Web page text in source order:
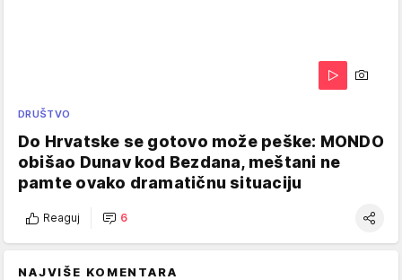
DRUŠTVO
Do Hrvatske se gotovo može peške: MONDO
obišao Dunav kod Bezdana, meštani ne
pamte ovako dramatičnu situaciju
Reaguj 6
NAJVIŠE KOMENTARA